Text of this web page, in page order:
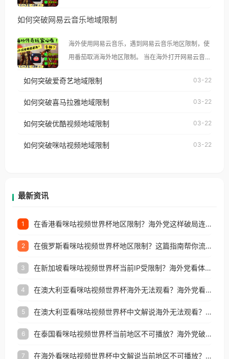
示语。 海外用户如香港、澳门、台湾、美国、加拿
像其他音乐平台一样，出现地区及版权限制问题，且
仅能在中国大陆地区播放。 遇到这个问题的朋友们，
台湾、美国、加拿大、澳大利亚、欧洲等国家和地区
权限制所困扰。
如何突破网易云音乐地域限制
海外使用网易云音乐，遇到网易云音乐地区限制，使
用番茄取消海外地区限制。 当在海外打开网易云音
播放”的提示语。 海外用户如香港、澳门、台湾、美
制问题，且仅能在中国大陆地区播放。 遇到这个问题
户收听网易云音乐地区版权限制」的问题，无论人在
如何突破爱奇艺地域限制 03-22
如何突破喜马拉雅地域限制 03-22
如何突破优酷视频地域限制 03-22
如何突破咪咕视频地域限制 03-22
最新资讯
1 在香港看咪咕视频世界杯地区限制？海外党这样破局连看7天不卡顿！
2 在俄罗斯看咪咕视频世界杯地区限制？这篇指南帮你流畅看中文解说赛事
3 在新加坡看咪咕视频世界杯当前IP受限制？海外党看体育赛事的终极破局指南
4 在澳大利亚看咪咕视频世界杯海外无法观看？海外党看国内体育直播的终极解法
5 在澳大利亚看咪咕视频世界杯中文解说海外无法观看？这篇指南帮你搞定所有体育直播难题
6 在泰国看咪咕视频世界杯当前地区不可播放？海外党破局看中文解说赛事指南
7 在海外看咪咕视频世界杯中文解说当前地区不可播放？这篇指南帮你搞定所有体育赛事直播难题